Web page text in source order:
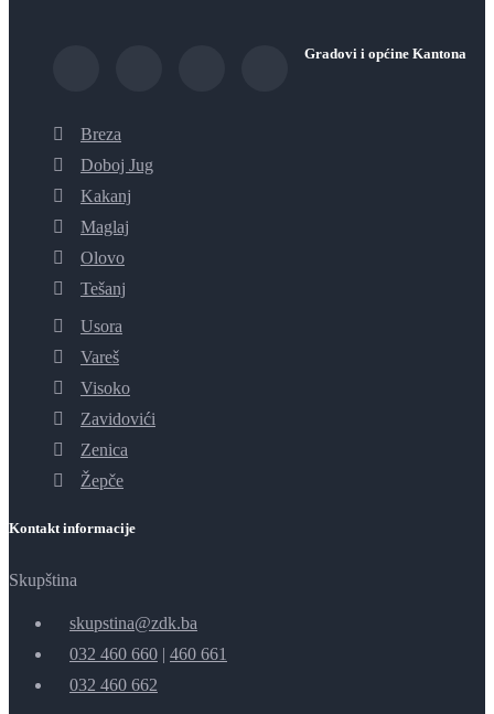
Gradovi i općine Kantona
Breza
Doboj Jug
Kakanj
Maglaj
Olovo
Tešanj
Usora
Vareš
Visoko
Zavidovići
Zenica
Žepče
Kontakt informacije
Skupština
skupstina@zdk.ba
032 460 660 | 460 661
032 460 662